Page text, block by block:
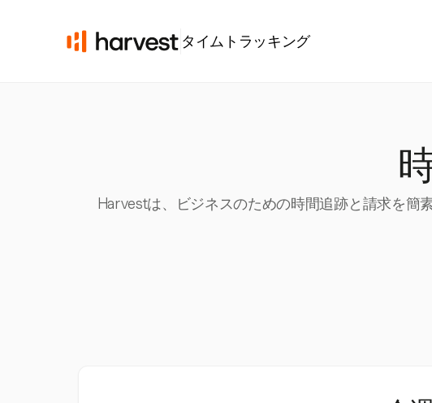
タイムトラッキング
Harvestは、ビジネスのための時間追跡と請求を簡